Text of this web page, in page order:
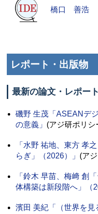
橋口 善浩
レポート・出版物
最新の論文・レポート
磯野 生茂 「ASEANデ
の意義」 (アジ研ポリ
「水野 祐地、東方 孝
らぎ」（2026）」 (ア
「鈴木 早苗、梅﨑 創
体構築は新段階へ」（
濱田 美紀 「（世界を